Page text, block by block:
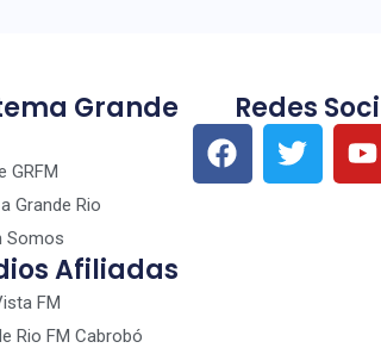
Grande
GRFM
Grande Rio
Somos
Afiliadas
FM
Rio FM Cabrobó
Redes